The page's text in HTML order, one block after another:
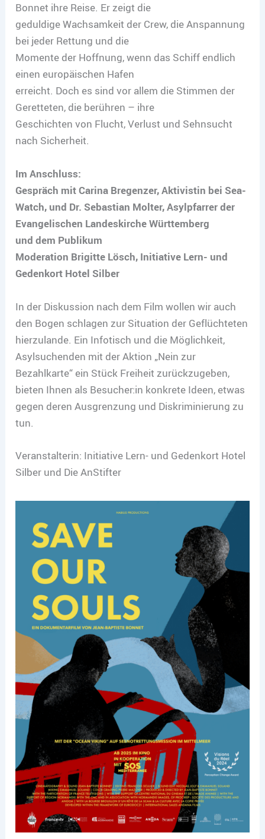
Bonnet ihre Reise. Er zeigt die
geduldige Wachsamkeit der Crew, die Anspannung
bei jeder Rettung und die
Momente der Hoffnung, wenn das Schiff endlich
einen europäischen Hafen
erreicht. Doch es sind vor allem die Stimmen der
Geretteten, die berühren – ihre
Geschichten von Flucht, Verlust und Sehnsucht
nach Sicherheit.
Im Anschluss:
Gespräch mit Carina Bregenzer, Aktivistin bei Sea-
Watch, und Dr. Sebastian Molter, Asylpfarrer der
Evangelischen Landeskirche Württemberg
und dem Publikum
Moderation Brigitte Lösch, Initiative Lern- und
Gedenkort Hotel Silber
In der Diskussion nach dem Film wollen wir auch
den Bogen schlagen zur Situation der Geflüchteten
hierzulande. Ein Infotisch und die Möglichkeit,
Asylsuchenden mit der Aktion „Nein zur
Bezahlkarte“ ein Stück Freiheit zurückzugeben,
bieten Ihnen als Besucher:in konkrete Ideen, etwas
gegen deren Ausgrenzung und Diskriminierung zu
tun.
Veranstalterin: Initiative Lern- und Gedenkort Hotel
Silber und Die AnStifter